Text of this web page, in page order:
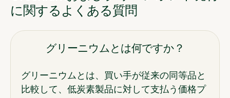
に関するよくある質問
グリーニウムとは何ですか？
グリーニウムとは、買い手が従来の同等品と
比較して、低炭素製品に対して支払う価格プ